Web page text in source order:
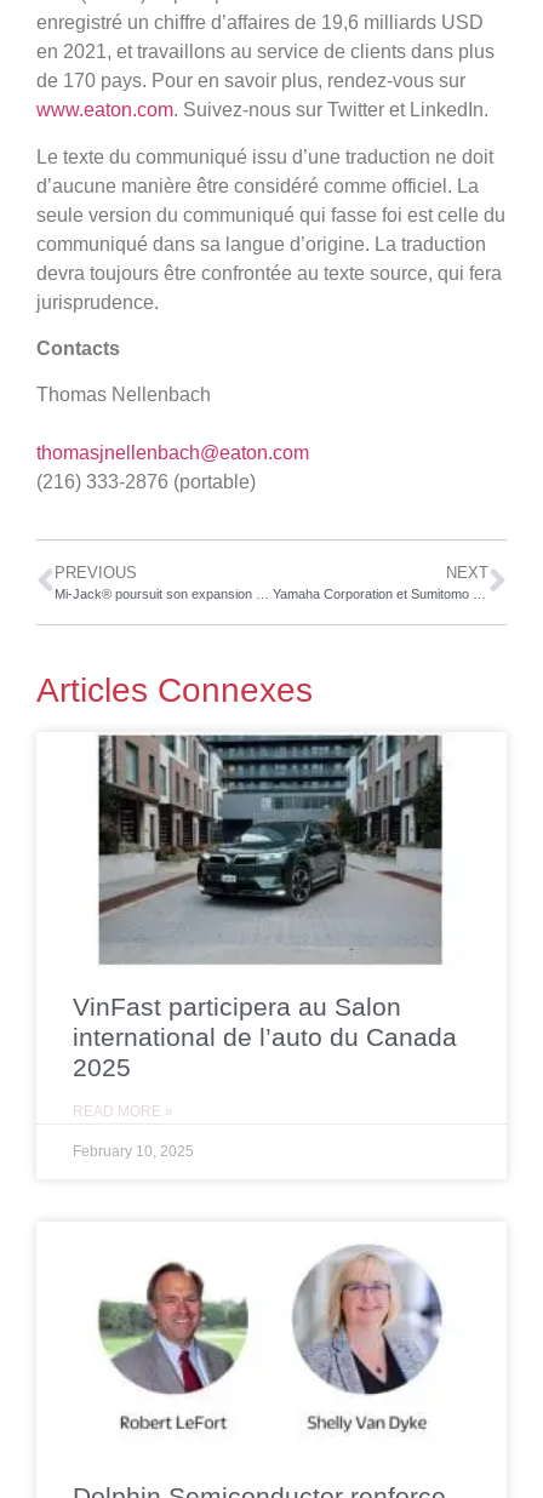
enregistré un chiffre d’affaires de 19,6 milliards USD
en 2021, et travaillons au service de clients dans plus
de 170 pays. Pour en savoir plus, rendez-vous sur
www.eaton.com. Suivez-nous sur Twitter et LinkedIn.
Le texte du communiqué issu d’une traduction ne doit
d’aucune manière être considéré comme officiel. La
seule version du communiqué qui fasse foi est celle du
communiqué dans sa langue d’origine. La traduction
devra toujours être confrontée au texte source, qui fera
jurisprudence.
Contacts
Thomas Nellenbach
thomasjnellenbach@eaton.com
(216) 333-2876 (portable)
PREVIOUS NEXT
Articles Connexes
VinFast participera au Salon
international de l’auto du Canada
2025
READ MORE »
February 10, 2025